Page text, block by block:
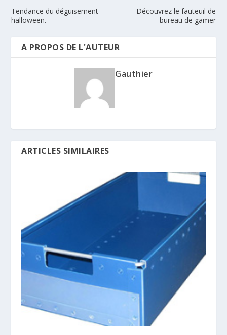
Tendance du déguisement
halloween.
Découvrez le fauteuil de
bureau de gamer
A PROPOS DE L'AUTEUR
Gauthier
ARTICLES SIMILAIRES